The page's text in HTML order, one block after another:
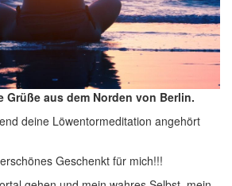
Grüße aus dem Norden von Berlin.
deine Löwentormeditation angehört
Geschenkt für mich!!!